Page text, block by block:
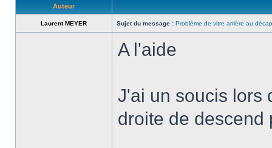
Auteur
Laurent MEYER Sujet du message : Problème de vitre arrière au
A l'aide
J'ai un soucis lors
droite de descend